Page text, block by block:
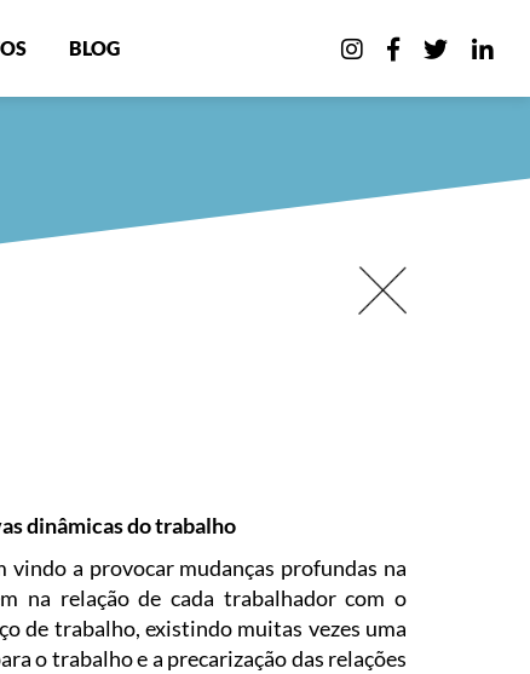
BLOG
dinâmicas do trabalho
a provocar mudanças profundas na
na relação de cada trabalhador com o
de trabalho, existindo muitas vezes uma
o trabalho e a precarização das relações